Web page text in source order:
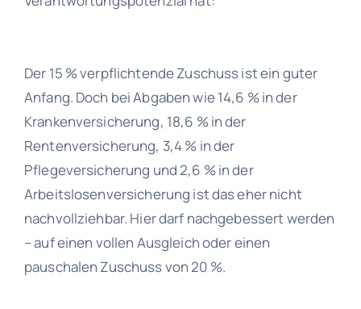
Der 15 % verpflichtende Zuschuss ist ein guter
Anfang. Doch bei Abgaben wie 14,6 % in der
Krankenversicherung, 18,6 % in der
Rentenversicherung, 3,4 % in der
Pflegeversicherung und 2,6 % in der
Arbeitslosenversicherung ist das eher nicht
nachvollziehbar. Hier darf nachgebessert werden
– auf einen vollen Ausgleich oder einen
pauschalen Zuschuss von 20 %.